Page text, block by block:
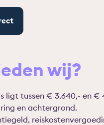
wij?
ligt tussen € 3.640,- en €
en achtergrond.